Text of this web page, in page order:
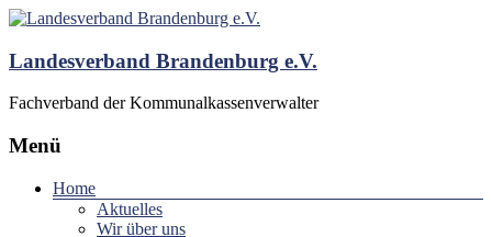
Landesverband Brandenburg e.V.
Fachverband der Kommunalkassenverwalter
Menü
Home
Aktuelles
Wir über uns